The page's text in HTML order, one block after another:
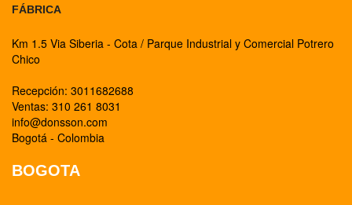
FÁBRICA
Km 1.5 Via Siberia - Cota / Parque Industrial y Comercial Potrero
Chico
Recepción: 3011682688
Ventas: 310 261 8031
info@donsson.com
Bogotá - Colombia
BOGOTA